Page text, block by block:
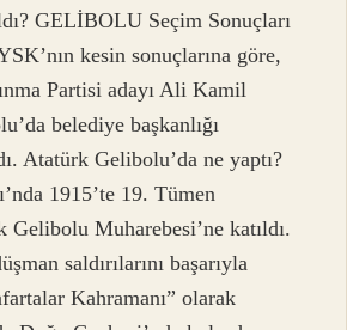
GELİBOLU Seçim Sonuçları
kesin sonuçlarına göre,
Partisi adayı Ali Kamil
belediye başkanlığı
Atatürk Gelibolu’da ne yaptı?
1915’te 19. Tümen
Gelibolu Muharebesi’ne katıldı.
saldırılarını başarıyla
Kahramanı” olarak